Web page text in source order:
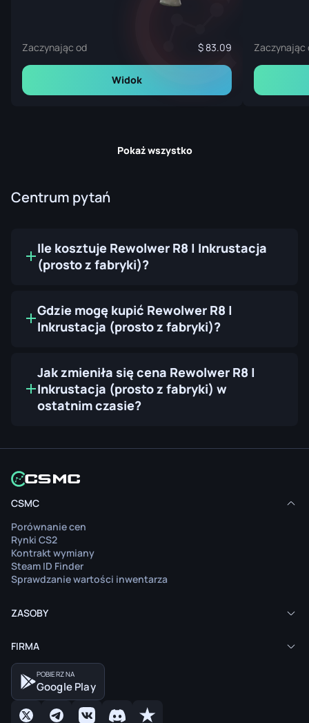
Zaczynając od 83.09
Widok
Zaczynając
Pokaż wszystko
Centrum pytań
Ile kosztuje Rewolwer R8 | Inkrustacja
(prosto z fabryki)?
Gdzie mogę kupić Rewolwer R8 |
Inkrustacja (prosto z fabryki)?
Jak zmieniła się cena Rewolwer R8 |
Inkrustacja (prosto z fabryki) w
ostatnim czasie?
CSMC
Porównanie cen
Rynki CS2
Kontrakt wymiany
Steam ID Finder
Sprawdzanie wartości inwentarza
ZASOBY
FIRMA
POBIERZ NA
Google Play